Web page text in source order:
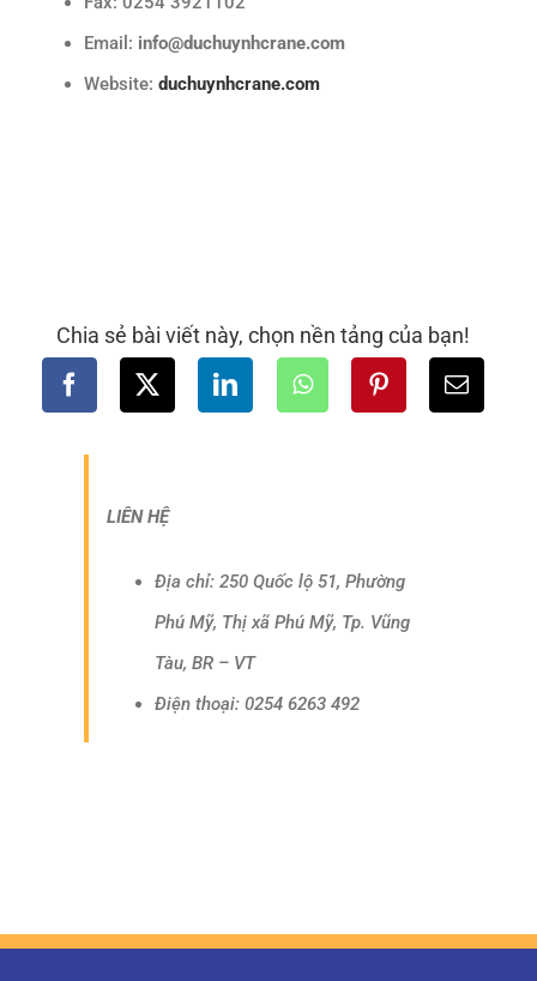
Email: info@duchuynhcrane.com
Website: duchuynhcrane.com
Chia sẻ bài viết này, chọn nền tảng của bạn!
LIÊN HỆ
Địa chỉ: 250 Quốc lộ 51, Phường
Phú Mỹ, Thị xã Phú Mỹ, Tp. Vũng
Tàu, BR – VT
Điện thoại: 0254 6263 492